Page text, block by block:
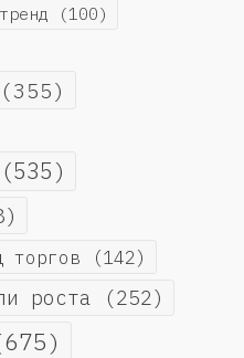
тренд (100)
(355)
(535)
торгов (142)
роста (252)